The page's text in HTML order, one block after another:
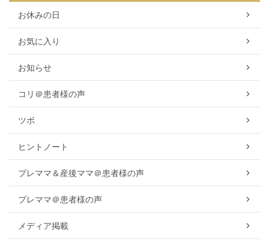
お休みの日
お気に入り
お知らせ
コリ＠患者様の声
ツボ
ヒントノート
プレママ＆産後ママ＠患者様の声
プレママ＠患者様の声
メディア掲載